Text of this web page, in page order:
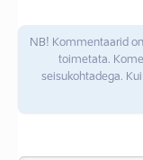
NB! Kommentaarid
toimetata.
seisukohtadega.